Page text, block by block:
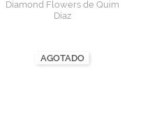
AGOTADO